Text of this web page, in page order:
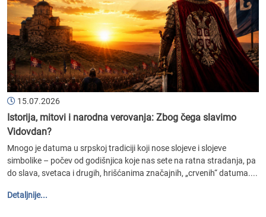
15.07.2026
Istorija, mitovi i narodna verovanja: Zbog čega slavimo
Vidovdan?
Mnogo je datuma u srpskoj tradiciji koji nose slojeve i slojeve
simbolike – počev od godišnjica koje nas sete na ratna stradanja, pa
do slava, svetaca i drugih, hrišćanima značajnih, „crvenih“ datuma....
Detaljnije...